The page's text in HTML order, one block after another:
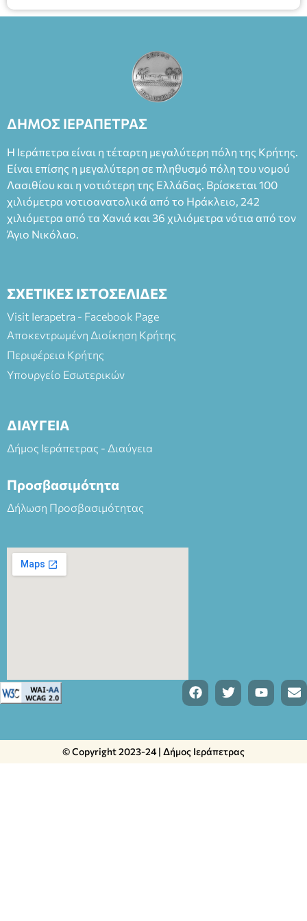
ΔΗΜΟΣ ΙΕΡΑΠΕΤΡΑΣ
Η Ιεράπετρα είναι η τέταρτη μεγαλύτερη πόλη της Κρήτης.
Είναι επίσης η μεγαλύτερη σε πληθυσμό πόλη του νομού
Λασιθίου και η νοτιότερη της Ελλάδας. Βρίσκεται 100
χιλιόμετρα νοτιοανατολικά από το Ηράκλειο, 242
χιλιόμετρα από τα Χανιά και 36 χιλιόμετρα νότια από τον
Άγιο Νικόλαο.
ΣΧΕΤΙΚΕΣ ΙΣΤΟΣΕΛΙΔΕΣ
Visit Ierapetra - Facebook Page
Αποκεντρωμένη Διοίκηση Κρήτης
Περιφέρεια Κρήτης
Υπουργείο Εσωτερικών
ΔΙΑΥΓΕΙΑ
Δήμος Ιεράπετρας - Διαύγεια
Προσβασιμότητα
Δήλωση Προσβασιμότητας
© Copyright 2023-24 | Δήμος Ιεράπετρας